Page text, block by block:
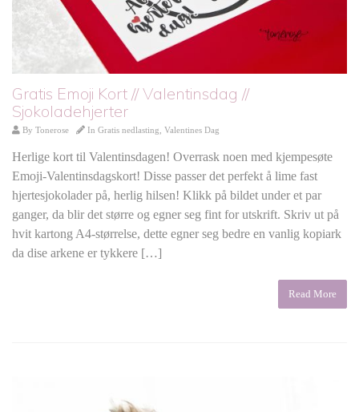
Gratis Emoji Kort // Valentinsdag //
Sjokoladehjerter
By Tonerose In Gratis nedlasting Valentines Dag
Herlige kort til Valentinsdagen! Overrask noen med kjempesøte
Emoji-Valentinsdagskort! Disse passer det perfekt å lime fast
hjertesjokolader på, herlig hilsen! Klikk på bildet under et par
ganger, da blir det større og egner seg fint for utskrift. Skriv ut på
hvit kartong A4-størrelse, dette egner seg bedre en vanlig kopiark
da dise arkene er tykkere […]
Read More